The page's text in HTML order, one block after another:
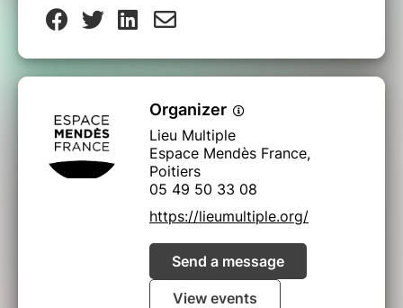
Organizer
Lieu Multiple
Espace Mendès France,
Poitiers
05 49 50 33 08
https://lieumultiple.org/
Send a message
View events